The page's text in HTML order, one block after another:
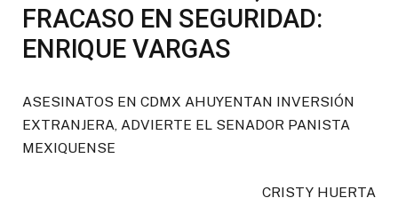
FRACASO EN SEGURIDAD:
ENRIQUE VARGAS
ASESINATOS EN CDMX AHUYENTAN INVERSIÓN
EXTRANJERA, ADVIERTE EL SENADOR PANISTA
MEXIQUENSE
CRISTY HUERTA